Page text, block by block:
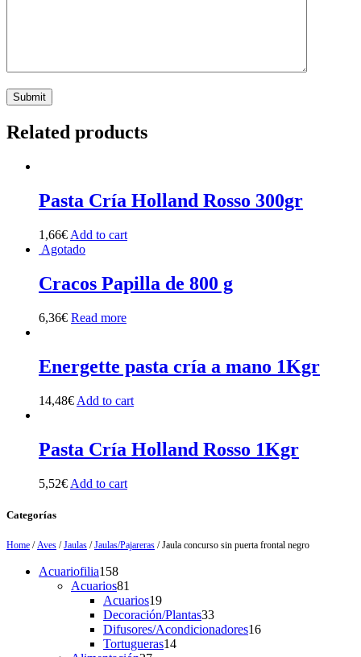
Related products
Pasta Cría Holland Rosso 300gr
1,66€ Add to cart
Agotado
Cracos Papilla de 800 g
6,36€ Read more
Energette pasta cría a mano 1Kgr
14,48€ Add to cart
Pasta Cría Holland Rosso 1Kgr
5,52€ Add to cart
Categorías
Home /Aves /Jaulas /Jaulas/Pajareras / Jaula concurso sin puerta frontal negro
Acuariofilia158158
products
Acuarios81
products
Acuarios1919
products
Decoración/Plantas3333
products
Difusores/Acondicionadores1616
Tortugueras1414